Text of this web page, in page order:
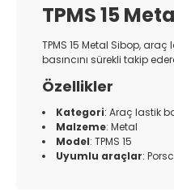
TPMS 15
TPMS 15 Metal Sibop,
basıncını sürekli takip
Özellikler
Kategori: Araç lastik
Malzeme: Metal
Model: TPMS 15
Uyumlu araçlar: